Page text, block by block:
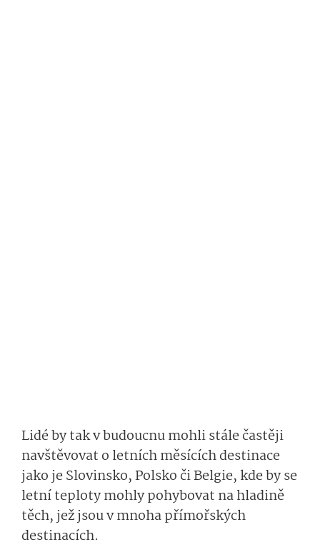
Lidé by tak v budoucnu mohli stále častěji
navštěvovat o letních měsících destinace
jako je Slovinsko, Polsko či Belgie, kde by se
letní teploty mohly pohybovat na hladině
těch, jež jsou v mnoha přímořských
destinacích.